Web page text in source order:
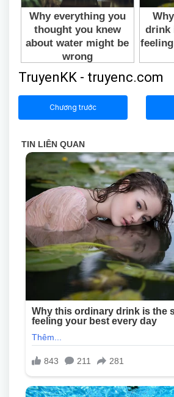
TruyenKK - truyenc.com
Chương trước